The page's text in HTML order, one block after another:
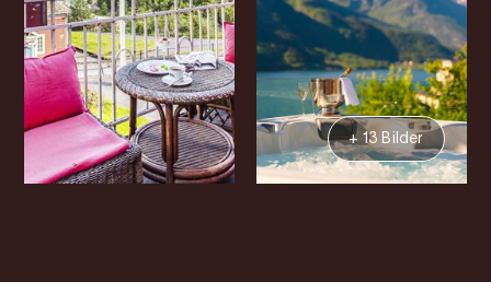
+ 13 Bilder